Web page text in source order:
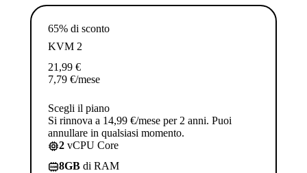
65% di sconto
KVM 2
21,99 €
7,79 €/mese
Scegli il piano
Si rinnova a 14,99 €/mese per 2 anni. Puoi
annullare in qualsiasi momento.
2 vCPU Core
8GB di RAM